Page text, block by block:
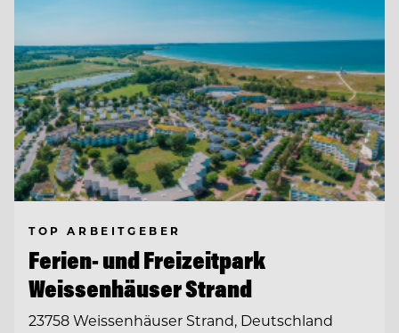
TOP ARBEITGEBER
Ferien- und Freizeitpark
Weissenhäuser Strand
23758 Weissenhäuser Strand, Deutschland